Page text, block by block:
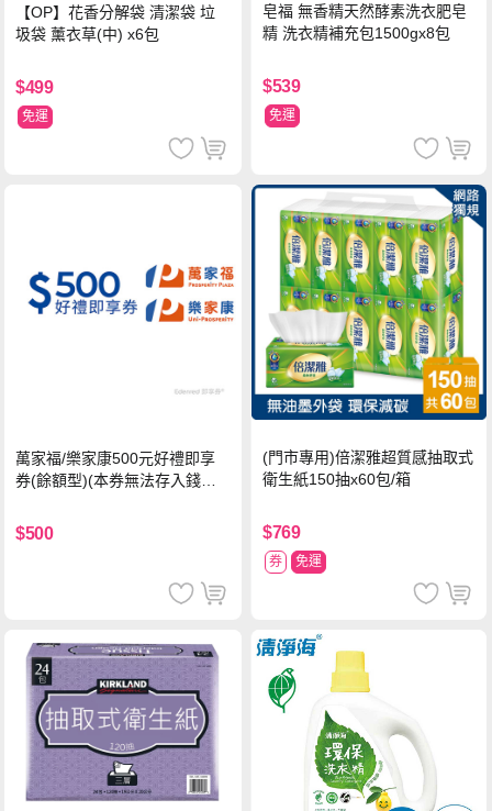
【OP】花香分解袋 清潔袋 垃
圾袋 薰衣草(中) x6包
$499
免運
皂福 無香精天然酵素洗衣肥皂
精 洗衣精補充包1500gx8包
$539
免運
萬家福/樂家康500元好禮即享
券(餘額型)(本券無法存入錢包
$500
(門市專用)倍潔雅超質感抽取式
衛生紙150抽x60包/箱
$769
券 免運